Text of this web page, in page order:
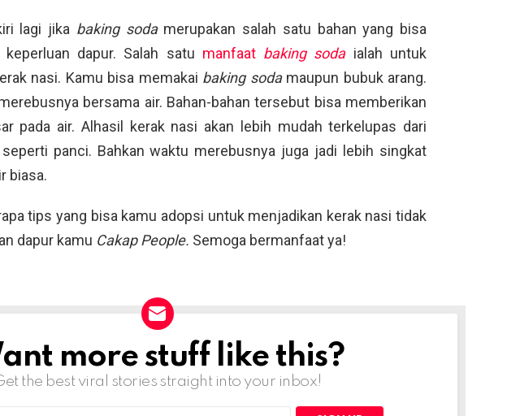
lagi jika baking soda merupakan salah satu bahan yang bisa
dapur. Salah satu manfaat baking sodaialah untuk
nasi. Kamu bisa memakai baking soda maupun bubuk arang.
bersama air. Bahan-bahan tersebut bisa memberikan
pada air. Alhasil kerak nasi akan lebih mudah terkelupas dari
panci. Bahkan waktu merebusnya juga jadi lebih singkat
biasa.
tips yang bisa kamu adopsi untuk menjadikan kerak nasi tidak
dapur kamu Cakap People. Semoga bermanfaat ya!
more stuff like this?
the best viral stories straight into your inbox!